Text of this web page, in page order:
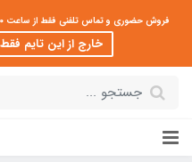
فروش حضوری و تماس تلفنی فقط از ساعت 11:30 صبح تا 2 عصر و 3 تا 8 شب امکان پذیر است
خارج از این تایم